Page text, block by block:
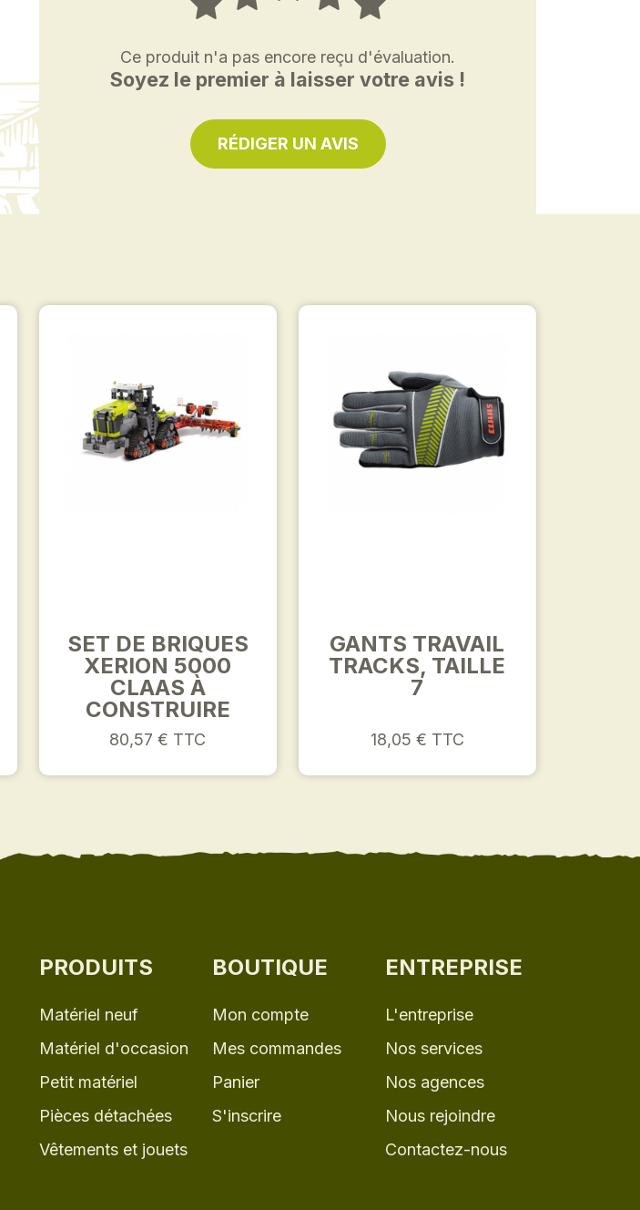
Ce produit n'a pas encore reçu d'évaluation.
Soyez le premier à laisser votre avis !
RÉDIGER UN AVIS
SET DE BRIQUES
XERION 5000
CLAAS À
CONSTRUIRE
80,57 € TTC
GANTS TRAVAIL
TRACKS, TAILLE
7
18,05 € TTC
PRODUITS
Matériel neuf
Matériel d'occasion
Petit matériel
Pièces détachées
Vêtements et jouets
BOUTIQUE
Mon compte
Mes commandes
Panier
S'inscrire
ENTREPRISE
L'entreprise
Nos services
Nos agences
Nous rejoindre
Contactez-nous